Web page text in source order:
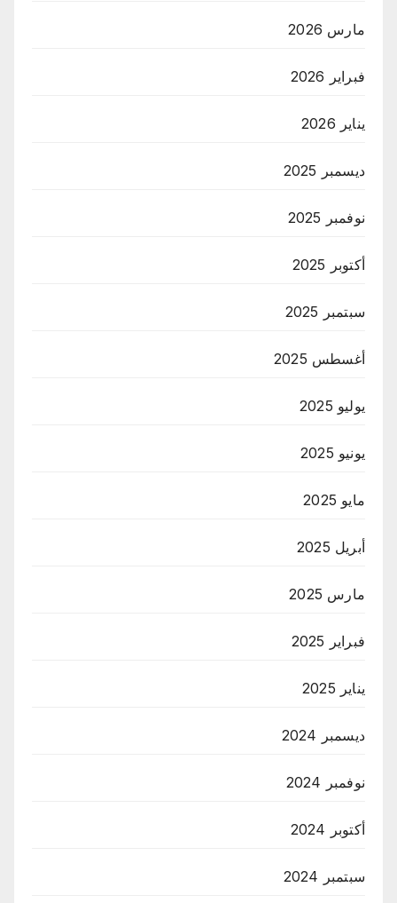
مارس 2026
فبراير 2026
يناير 2026
ديسمبر 2025
نوفمبر 2025
أكتوبر 2025
سبتمبر 2025
أغسطس 2025
يوليو 2025
يونيو 2025
مايو 2025
أبريل 2025
مارس 2025
فبراير 2025
يناير 2025
ديسمبر 2024
نوفمبر 2024
أكتوبر 2024
سبتمبر 2024